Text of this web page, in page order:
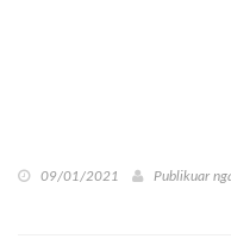
09/01/2021 Publikuar